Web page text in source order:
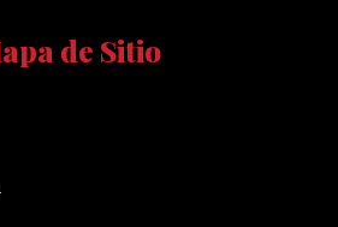
de Sitio